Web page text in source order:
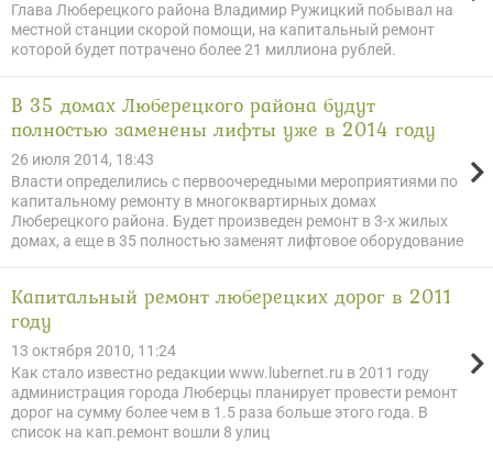
Глава Люберецкого района Владимир Ружицкий побывал на
местной станции скорой помощи, на капитальный ремонт
которой будет потрачено более 21 миллиона рублей.
В 35 домах Люберецкого района будут
полностью заменены лифты уже в 2014 году
26 июля 2014, 18:43
Власти определились с первоочередными мероприятиями по
капитальному ремонту в многоквартирных домах
Люберецкого района. Будет произведен ремонт в 3-х жилых
домах, а еще в 35 полностью заменят лифтовое оборудование
Капитальный ремонт люберецких дорог в 2011
году
13 октября 2010, 11:24
Как стало известно редакции www.lubernet.ru в 2011 году
администрация города Люберцы планирует провести ремонт
дорог на сумму более чем в 1.5 раза больше этого года. В
список на кап.ремонт вошли 8 улиц